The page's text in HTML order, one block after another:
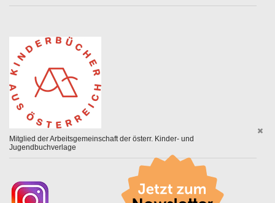
Mitglied der Arbeitsgemeinschaft der österr. Kinder- und
Jugendbuchverlage